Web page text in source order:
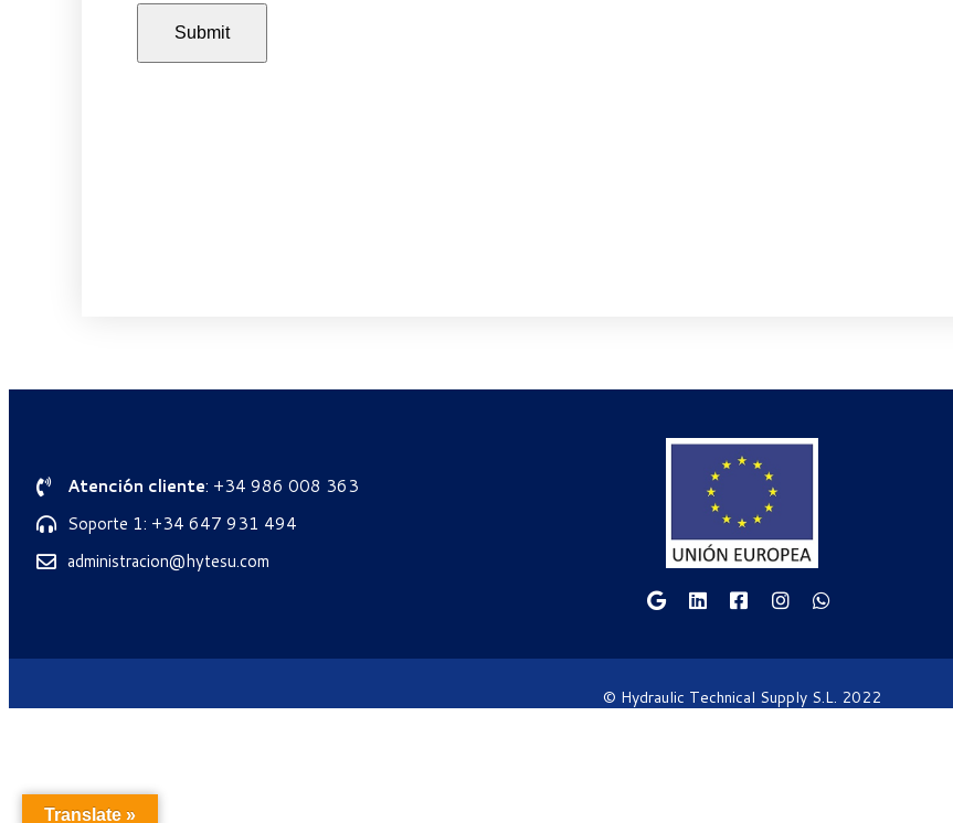
Atención cliente: +34 986 008 363
Soporte 1: +34 647 931 494
administracion@hytesu.com
© Hydraulic Technical Supply S.L. 2022
Translate »